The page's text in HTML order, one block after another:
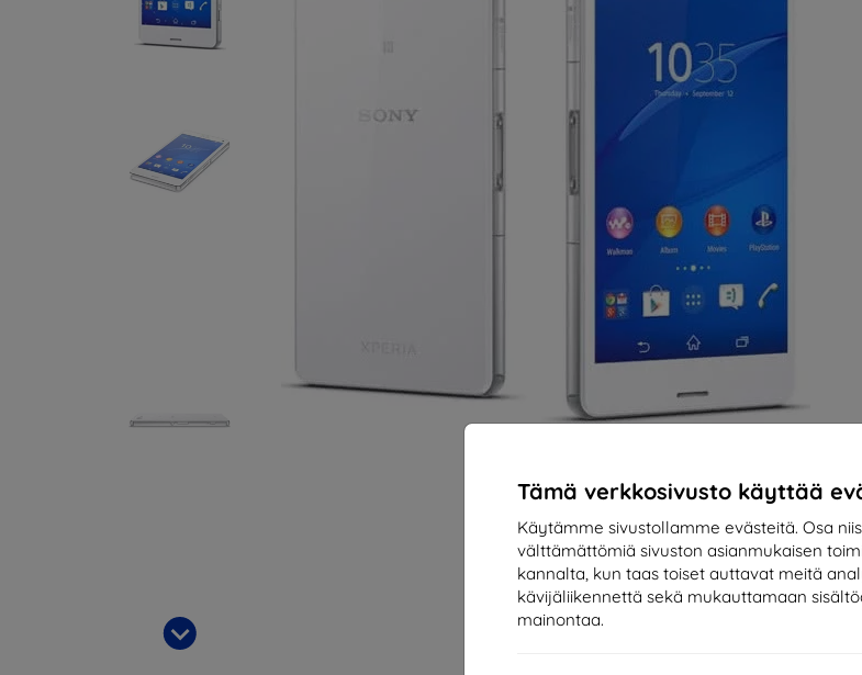
Tämä verkkosivusto käyttää
Käytämme sivustollamme evästeitä. Osa
välttämättömiä sivuston asianmukaisen
kannalta, kun taas toiset auttavat meitä
kävijäliikennettä sekä mukauttamaan
mainontaa.